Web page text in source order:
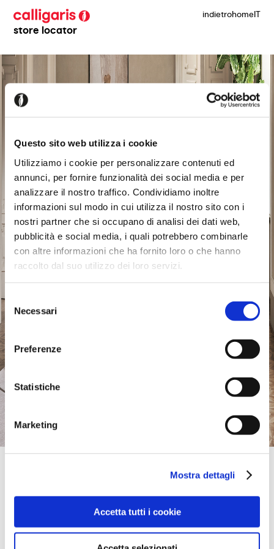
Questo sito web utilizza i cookie
Utilizziamo i cookie per personalizzare contenuti ed
annunci, per fornire funzionalità dei social media e per
analizzare il nostro traffico. Condividiamo inoltre
informazioni sul modo in cui utilizza il nostro sito con i
nostri partner che si occupano di analisi dei dati web,
pubblicità e social media, i quali potrebbero combinarle
con altre informazioni che ha fornito loro o che hanno
raccolto dal suo utilizzo dei loro servizi.
Selezione
delNecessari
Preferenze
Statistiche
Marketing
Mostra dettagli
Accetta tutti i cookie
store locator
indietrohomeIT
Romano' Arreda | Albairate